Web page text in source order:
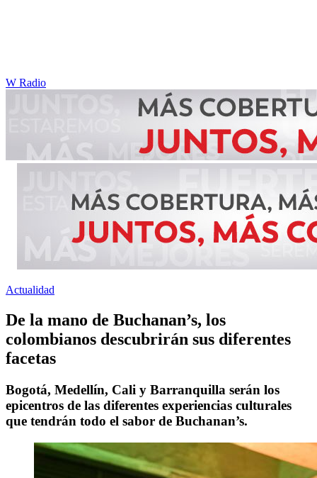
W Radio
Actualidad
De la mano de Buchanan’s, los
colombianos descubrirán sus diferentes
facetas
Bogotá, Medellín, Cali y Barranquilla serán los
epicentros de las diferentes experiencias culturales
que tendrán todo el sabor de Buchanan’s.